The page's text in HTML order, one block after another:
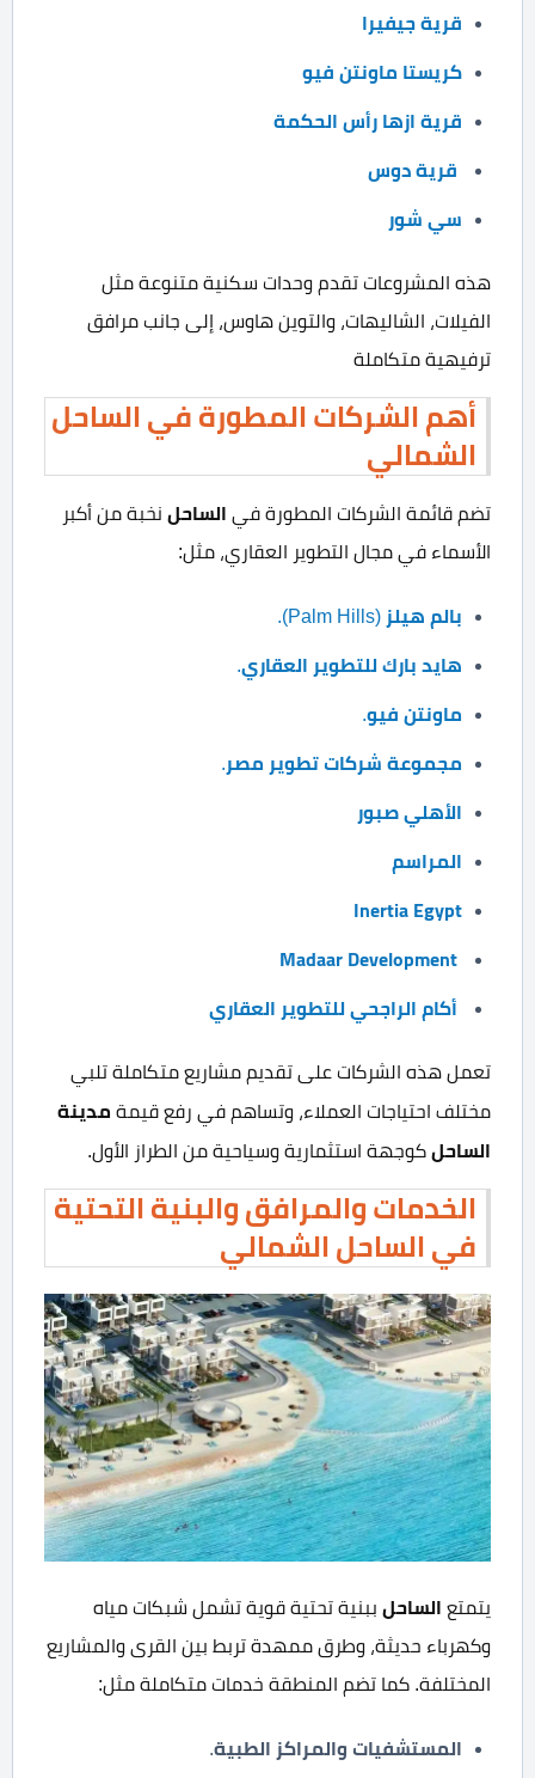
قرية جيفيرا
كريستا ماونتن فيو
قرية ازها رأس الحكمة
قرية دوس
سي شور
هذه المشروعات تقدم وحدات سكنية متنوعة مثل
الفيلات، الشاليهات، والتوين هاوس، إلى جانب مرافق
ترفيهية متكاملة
أهم الشركات المطورة في الساحل
الشمالي
تضم قائمة الشركات المطورة في الساحل نخبة من أكبر
الأسماء في مجال التطوير العقاري، مثل:
بالم هيلز (Palm Hills).
هايد بارك للتطوير العقاري.
ماونتن فيو.
مجموعة شركات تطوير مصر.
الأهلي صبور
المراسم
Inertia Egypt
Madaar Development
أكام الراجحي للتطوير العقاري
تعمل هذه الشركات على تقديم مشاريع متكاملة تلبي
مختلف احتياجات العملاء، وتساهم في رفع قيمة مدينة
الساحل كوجهة استثمارية وسياحية من الطراز الأول.
الخدمات والمرافق والبنية التحتية
في الساحل الشمالي
يتمتع الساحل ببنية تحتية قوية تشمل شبكات مياه
وكهرباء حديثة، وطرق ممهدة تربط بين القرى والمشاريع
المختلفة. كما تضم المنطقة خدمات متكاملة مثل:
المستشفيات والمراكز الطبية.